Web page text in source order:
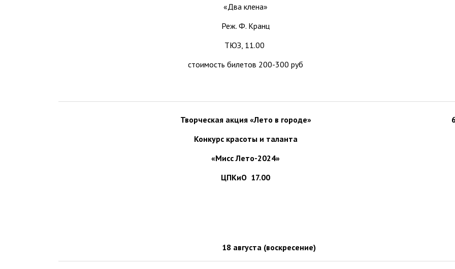
«Два клена»
Реж. Ф. Кранц
ТЮЗ, 11.00
стоимость билетов 200-300 руб
Творческая акция «Лето в городе»
Конкурс красоты и таланта
«Мисс Лето-2024»
ЦПКиО 17.00
18 августа (воскресение)